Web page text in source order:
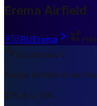
Erema Airfield
🇷🇺RUErema
Kurzantwort
Erema Airfield ist ein
275 m ü. NN.